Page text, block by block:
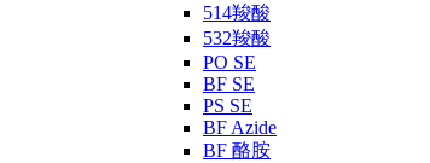
514羧酸
532羧酸
PO SE
BF SE
PS SE
BF Azide
BF 酪胺